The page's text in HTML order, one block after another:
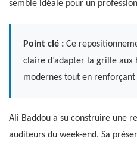
semble idéale pour un
Point clé : Ce
claire d’adapter la grille aux
modernes tout en
Ali Baddou a su construire une
auditeurs du week-end. Sa